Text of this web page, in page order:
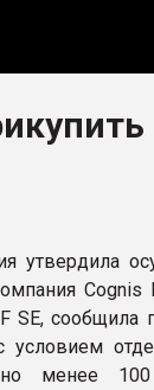
утвердила
SE, сообщила
менее